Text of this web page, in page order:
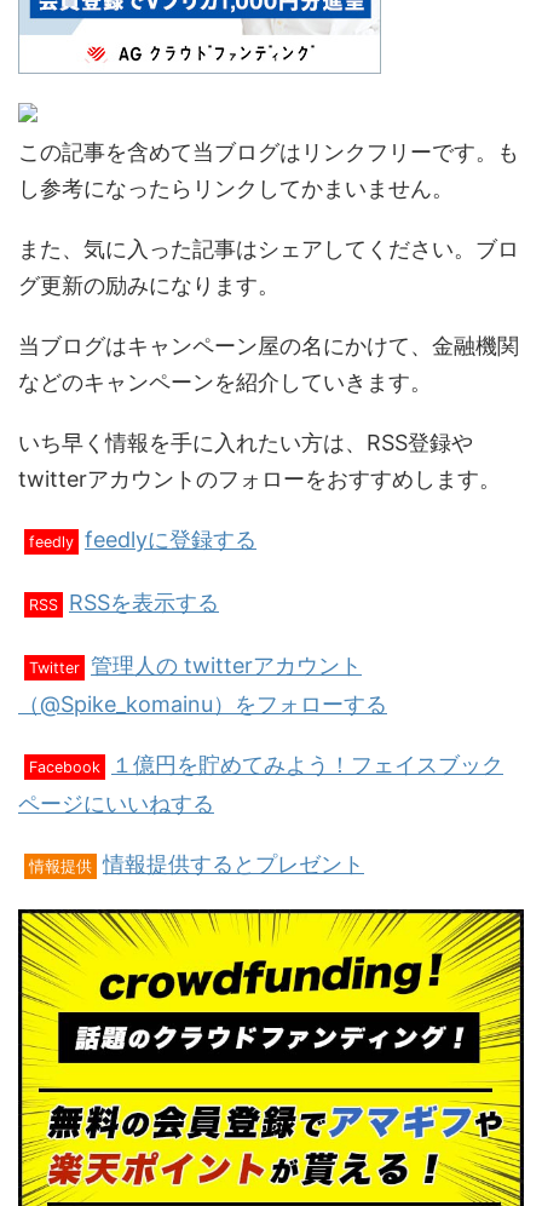
この記事を含めて当ブログはリンクフリーです。も
し参考になったらリンクしてかまいません。
また、気に入った記事はシェアしてください。ブロ
グ更新の励みになります。
当ブログはキャンペーン屋の名にかけて、金融機関
などのキャンペーンを紹介していきます。
いち早く情報を手に入れたい方は、RSS登録や
twitterアカウントのフォローをおすすめします。
feedly feedlyに登録する
RSS RSSを表示する
Twitter 管理人の twitterアカウント
（@Spike_komainu）をフォローする
Facebook
１億円を貯めてみよう！フェイスブック
ページにいいねする
情報提供 情報提供するとプレゼント